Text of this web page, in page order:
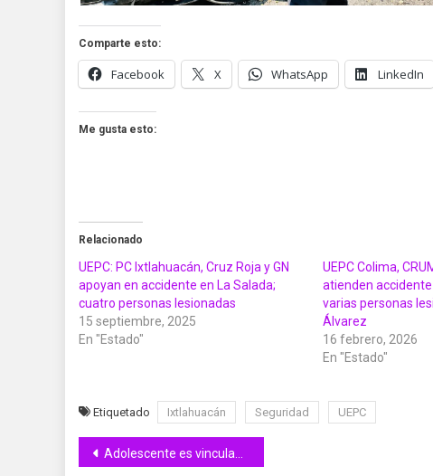
Comparte esto:
Facebook X WhatsApp LinkedIn
Me gusta esto:
Relacionado
UEPC: PC Ixtlahuacán, Cruz Roja y GN
apoyan en accidente en La Salada;
cuatro personas lesionadas
15 septiembre, 2025
En "Estado"
UEPC Colima,
atienden
varias personas
Álvarez
16 febrero, 2026
En "Estado"
Etiquetado Ixtlahuacán Seguridad UEPC
Navegación
Adolescente es vinculado a proceso por secuestro